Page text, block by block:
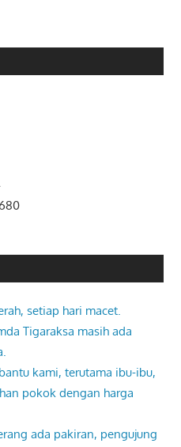
setiap hari macet.
Tigaraksa masih ada
kami, terutama ibu-ibu,
pokok dengan harga
ada pakiran, pengujung